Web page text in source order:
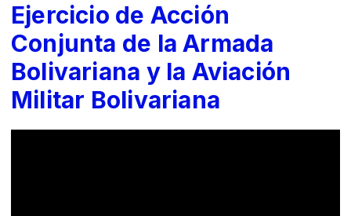
Ejercicio de Acción
Conjunta de la Armada
Bolivariana y la Aviación
Militar Bolivariana